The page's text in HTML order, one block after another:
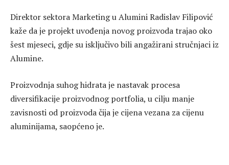
Direktor sektora Marketing u Alumini Radislav Filipović
kaže da je projekt uvođenja novog proizvoda trajao oko
šest mjeseci, gdje su isključivo bili angažirani stručnjaci iz
Alumine.
Proizvodnja suhog hidrata je nastavak procesa
diversifikacije proizvodnog portfolia, u cilju manje
zavisnosti od proizvoda čija je cijena vezana za cijenu
aluminijama, saopćeno je.